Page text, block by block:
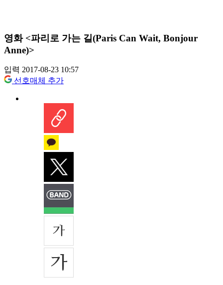
영화 <파리로 가는 길(Paris Can Wait, Bonjour
Anne)>
입력 2017-08-23 10:57
선호매체 추가